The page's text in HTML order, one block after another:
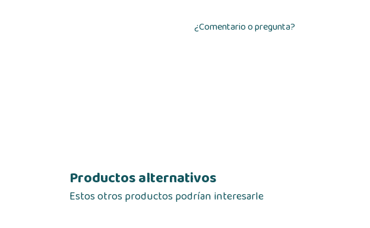
¿Comentario o pregunta?
Productos alternativos
Estos otros productos podrían interesarle